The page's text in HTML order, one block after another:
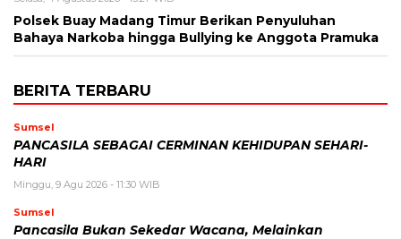
Polsek Buay Madang Timur Berikan Penyuluhan
Bahaya Narkoba hingga Bullying ke Anggota Pramuka
BERITA TERBARU
Sumsel
PANCASILA SEBAGAI CERMINAN KEHIDUPAN SEHARI-
HARI
Minggu, 9 Agu 2026 - 11:30 WIB
Sumsel
Pancasila Bukan Sekedar Wacana, Melainkan